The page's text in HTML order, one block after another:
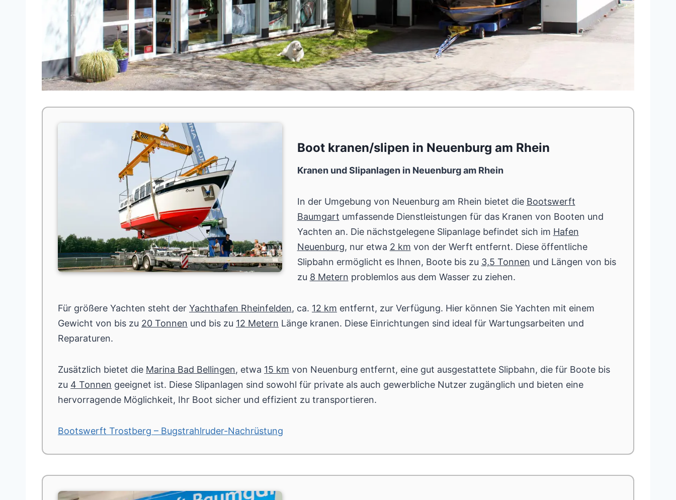
Boot kranen/slipen in Neuenburg am Rhein
Kranen und Slipanlagen in Neuenburg am Rhein
In der Umgebung von Neuenburg am Rhein bietet die Bootswerft
Baumgart umfassende Dienstleistungen für das Kranen von Booten und
Yachten an. Die nächstgelegene Slipanlage befindet sich im Hafen
Neuenburg, nur etwa 2 km von der Werft entfernt. Diese öffentliche
Slipbahn ermöglicht es Ihnen, Boote bis zu 3,5 Tonnen und Längen von bis
zu 8 Metern problemlos aus dem Wasser zu ziehen.
Für größere Yachten steht der Yachthafen Rheinfelden, ca. 12 km entfernt, zur Verfügung. Hier können Sie Yachten mit einem
Gewicht von bis zu 20 Tonnen und bis zu 12 Metern Länge kranen. Diese Einrichtungen sind ideal für Wartungsarbeiten und
Reparaturen.
Zusätzlich bietet die Marina Bad Bellingen, etwa 15 km von Neuenburg entfernt, eine gut ausgestattete Slipbahn, die für Boote bis
zu 4 Tonnen geeignet ist. Diese Slipanlagen sind sowohl für private als auch gewerbliche Nutzer zugänglich und bieten eine
hervorragende Möglichkeit, Ihr Boot sicher und effizient zu transportieren.
Bootswerft Trostberg – Bugstrahlruder-Nachrüstung